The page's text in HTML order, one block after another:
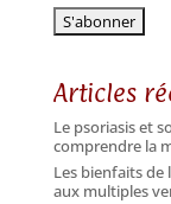
Articles
Le psoriasis et
comprendre la
Les bienfaits de
aux multiples